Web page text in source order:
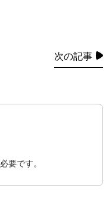
次の記事
要です。